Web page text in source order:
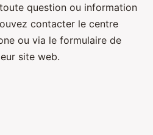
question ou information
contacter le centre
ou via le formulaire de
site web.